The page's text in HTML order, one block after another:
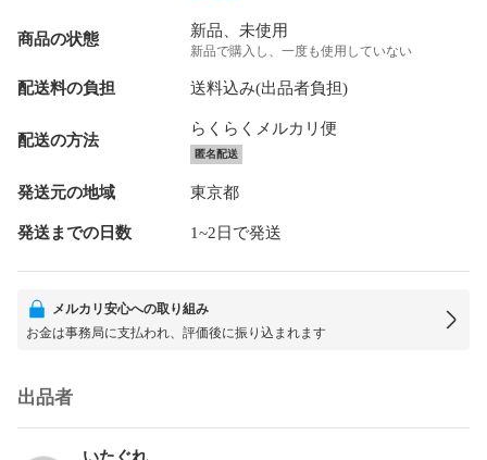
商品の状態 新品、未使用
新品で購入し、一度も使用していない
配送料の負担 送料込み(出品者負担)
配送の方法
らくらくメルカリ便
匿名配送
発送元の地域 東京都
発送までの日数 1~2日で発送
メルカリ安心への取り組み
お金は事務局に支払われ、評価後に振り込まれます
出品者
いたぐれ